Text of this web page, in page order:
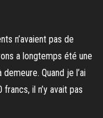
n’avaient pas de
a longtemps été une
Quand je l’ai
il n’y avait pas